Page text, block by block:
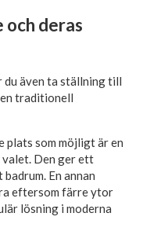
och deras
du även ta ställning till
traditionell
plats som möjligt är en
valet. Den ger ett
En annan
eftersom färre ytor
lösning i moderna